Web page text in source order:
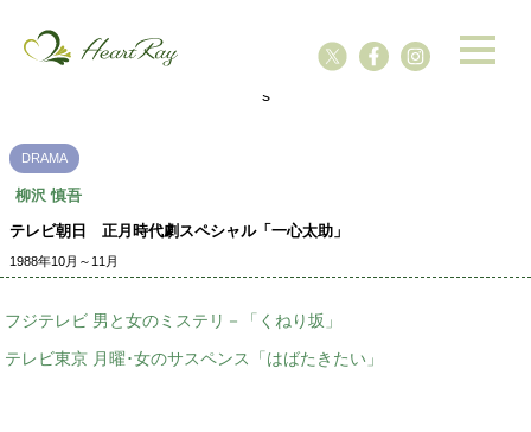
s
DRAMA
柳沢 慎吾
テレビ朝日 正月時代劇スペシャル「一心太助」
1988年10月～11月
フジテレビ 男と女のミステリ－「くねり坂」
テレビ東京 月曜･女のサスペンス「はばたきたい」